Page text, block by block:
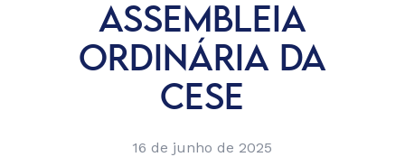
ASSEMBLEIA
ORDINÁRIA DA
CESE
16 de junho de 2025